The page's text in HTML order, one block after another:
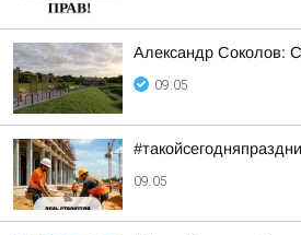
Александр Соколов:
09:05
09:05